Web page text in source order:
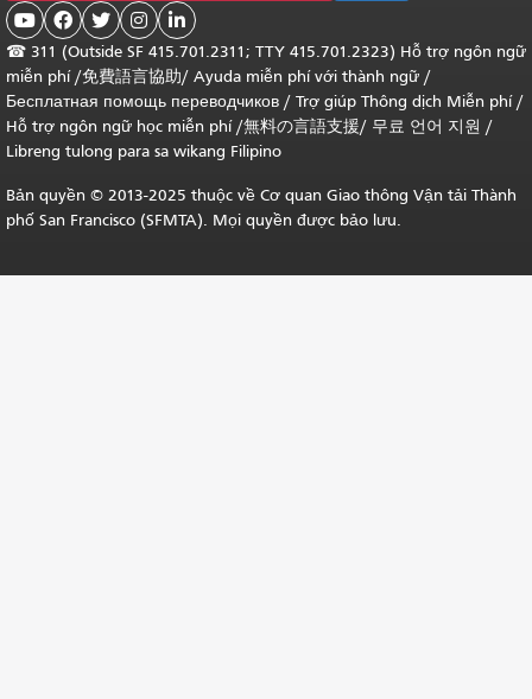
    
☎ 311 (Outside SF 415.701.2311; TTY 415.701.2323) Hỗ trợ ngôn ngữ
miễn phí /免費語言協助/ Ayuda miễn phí với thành ngữ /
Бесплатная помощь переводчиков / Trợ giúp Thông dịch Miễn phí/
Hỗ trợ ngôn ngữ học miễn phí/無料の言語支援/ 무료 언어 지원 /
Libreng tulong para sa wikang Filipino
Bản quyền © 2013-2025 thuộc về Cơ quan Giao thông Vận tải Thành
phố San Francisco (SFMTA). Mọi quyền được bảo lưu.